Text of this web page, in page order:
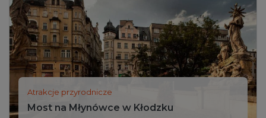
Atrakcje przyrodnicze
Most na Młynówce w Kłodzku